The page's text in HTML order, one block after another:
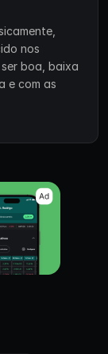
nos
boa, baixa
e com as